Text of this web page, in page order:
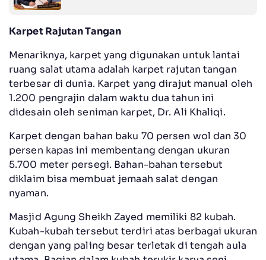
Karpet Rajutan Tangan
Menariknya, karpet yang digunakan untuk lantai
ruang salat utama adalah karpet rajutan tangan
terbesar di dunia. Karpet yang dirajut manual oleh
1.200 pengrajin dalam waktu dua tahun ini
didesain oleh seniman karpet, Dr. Ali Khaliqi.
Karpet dengan bahan baku 70 persen wol dan 30
persen kapas ini membentang dengan ukuran
5.700 meter persegi. Bahan-bahan tersebut
diklaim bisa membuat jemaah salat dengan
nyaman.
Masjid Agung Sheikh Zayed memiliki 82 kubah.
Kubah-kubah tersebut terdiri atas berbagai ukuran
dengan yang paling besar terletak di tengah aula